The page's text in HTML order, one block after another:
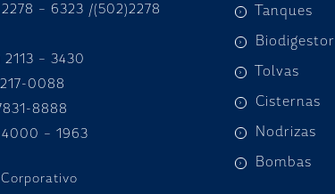
– 6323 /(502)2278
– 3430
0088
8888
– 1963
Tanques
Biodigestor
Tolvas
Cisternas
Nodrizas
Bombas